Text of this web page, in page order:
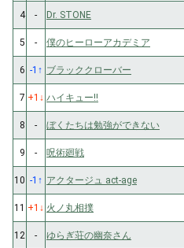
4
- Dr. STONE
5
- 僕のヒーローアカデミア
6 -1 ↑ ブラッククローバー
7 +1 ↓ ハイキュー!!
8
- ぼくたちは勉強ができない
9
- 呪術廻戦
10 -1 ↑ アクタージュ act-age
11 +1 ↓ 火ノ丸相撲
12
- ゆらぎ荘の幽奈さん